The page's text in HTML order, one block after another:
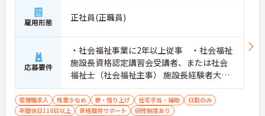
雇用形態 正社員(正職員)
応募要件
・社会福祉事業に2年以上従事 ・社会福祉
施設長資格認定講習会受講者、または社会
福祉士（社会福祉主事） 施設長経験者大歓
迎！同職種経験者の方優遇！ 普通自動車運
転免許必須
管理職求人 残業少なめ 寮・借り上げ 住宅手当・補助
日勤のみ
年間休日110日以上
資格取得サポート
研修制度あり